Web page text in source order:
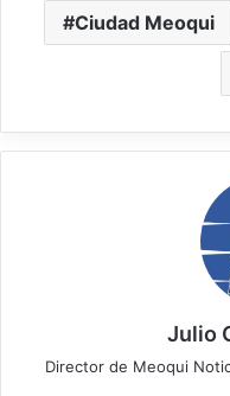
Ciudad Meoqui
Julio
Director de Meoqui